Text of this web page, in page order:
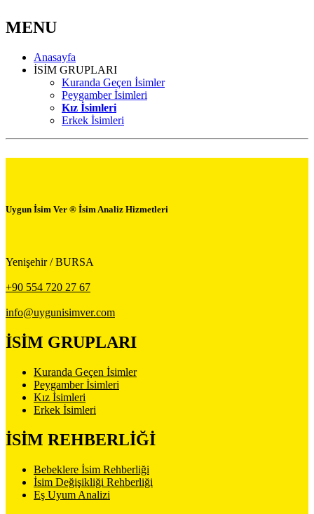
MENU
Anasayfa
İSİM GRUPLARI
Kuranda Geçen İsimler
Peygamber İsimleri
Kız İsimleri
Erkek İsimleri
Uygun İsim Ver ® İsim Analiz Hizmetleri
Yenişehir / BURSA
+90 554 720 27 67
info@uygunisimver.com
İSİM GRUPLARI
Kuranda Geçen İsimler
Peygamber İsimleri
Kız İsimleri
Erkek İsimleri
İSİM REHBERLİĞİ
Bebeklere İsim Rehberliği
İsim Değişikliği Rehberliği
Eş Uyum Analizi